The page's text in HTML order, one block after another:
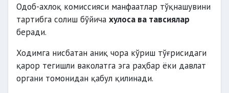
Одоб-ахлоқ комиссияси манфаатлар тўқнашувини
тартибга солиш бўйича хулоса ва тавсиялар
беради.
Ходимга нисбатан аниқ чора кўриш тўғрисидаги
қарор тегишли ваколатга эга раҳбар ёки давлат
органи томонидан қабул қилинади.